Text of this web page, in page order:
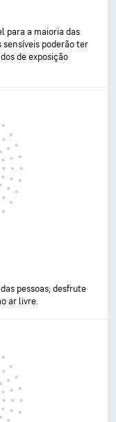
para a maioria das
sensíveis poderão ter
de exposição
pessoas; desfrute
ar livre.